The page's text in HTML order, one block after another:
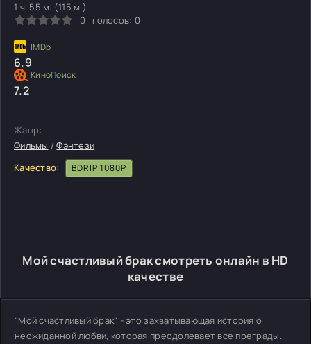
1 ч. 55 м. (115 м.)
0
голосов: 0
6.9
7.2
Жанр:
Фильмы /Фэнтези
Качество:
BDRIP 1080P
Мой счастливый брак смотреть онлайн в HD
качестве
"Мой счастливый брак" - это захватывающая история о
неожиданной любви, которая преодолевает все преграды.